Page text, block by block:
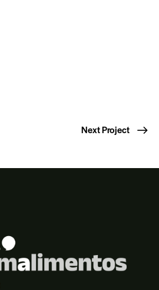
Next Project